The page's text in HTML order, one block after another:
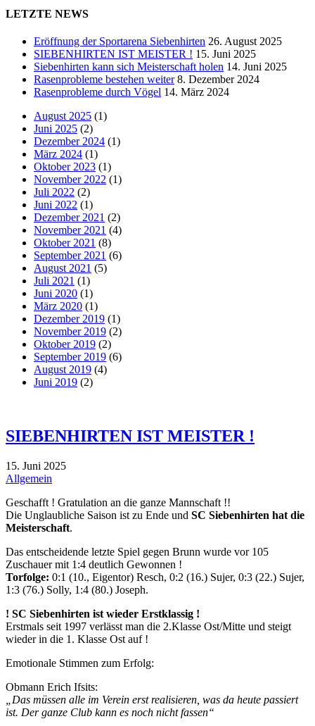
LETZTE NEWS
Eröffnung der Sportarena Siebenhirten 26. August 2025
SIEBENHIRTEN IST MEISTER ! 15. Juni 2025
Siebenhirten kann sich Meisterschaft holen 14. Juni 2025
Rasenprobleme bestehen weiter 8. Dezember 2024
Rasenprobleme durch Vögel 14. März 2024
August 2025 (1)
Juni 2025 (2)
Dezember 2024 (1)
März 2024 (1)
Oktober 2023 (1)
November 2022 (1)
Juli 2022 (2)
Juni 2022 (1)
Dezember 2021 (2)
November 2021 (4)
Oktober 2021 (8)
September 2021 (6)
August 2021 (5)
Juli 2021 (1)
Juni 2020 (1)
März 2020 (1)
Dezember 2019 (1)
November 2019 (2)
Oktober 2019 (2)
September 2019 (6)
August 2019 (4)
Juni 2019 (2)
SIEBENHIRTEN IST MEISTER !
15. Juni 2025
Allgemein
Geschafft ! Gratulation an die ganze Mannschaft !!
Die Unglaubliche Saison ist zu Ende und SC Siebenhirten hat die
Meisterschaft.
Das entscheidende letzte Spiel gegen Brunn wurde vor 105
Zuschauer mit 1:4 deutlich Gewonnen !
Torfolge: 0:1 (10., Eigentor) Resch, 0:2 (16.) Sujer, 0:3 (22.) Sujer,
1:3 (76.) Solly, 1:4 (80.) Joseph.
! SC Siebenhirten ist wieder Erstklassig !
Erstmals seit 1997 verlässt man die 2.Klasse Ost/Mitte und steigt
wieder in die 1. Klasse Ost auf !
Emotionale Stimmen zum Erfolg:
Obmann Erich Ifsits:
„Das müssen alle im Verein erst realisieren, was da heute passiert
ist. Der ganze Club kann es noch nicht fassen“